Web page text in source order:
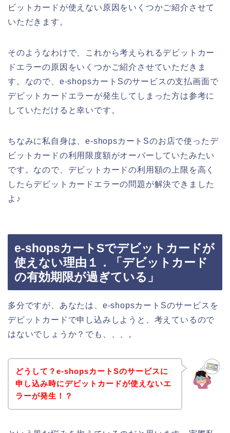
ビットカードが使えない原因をいくつかご紹介させて
いただきます。
そのようなわけで、これから考えられるデビットカー
ドエラーの原因をいくつかご紹介させていただきま
す。なので、e-shopsカートSのサービスの支払画面で
デビットカードエラーが発生してしまった方は参考に
していただけると幸いです。
ちなみに私自身は、e-shopsカートSのお店で使ったデ
ビットカードの利用限度額がオーバーしていたみたい
です。なので、デビットカードの利用額の上限を高く
したらデビットカードエラーの問題が解決できました
よ♪
e-shopsカートSでデビットカードが
使えない理由１．「デビットカード
の有効期限が過ぎている」
多分ですが、あなたは、e-shopsカートSのサービスを
デビットカードで申し込みしようと、考えているので
はないでしょうか？でも、、、。
どうして？e-shopsカートSのサービスに
申し込み時にデビットカードが使えないエ
ラーが発生！？